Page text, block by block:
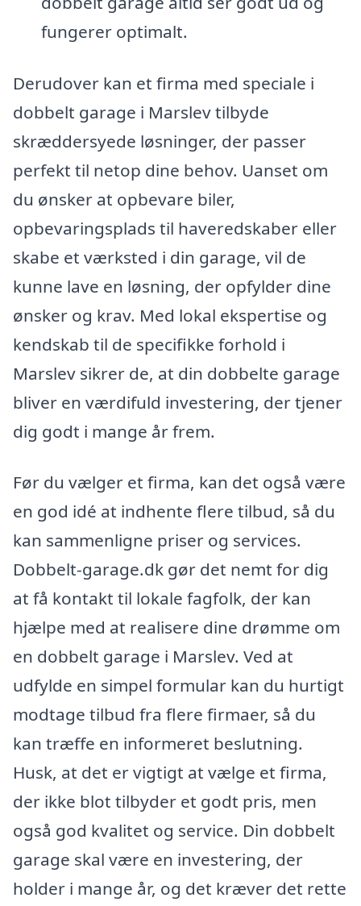
fungerer optimalt.
Derudover kan et firma med speciale i
dobbelt garage i Marslev tilbyde
skræddersyede løsninger, der passer
perfekt til netop dine behov. Uanset om
du ønsker at opbevare biler,
opbevaringsplads til haveredskaber eller
skabe et værksted i din garage, vil de
kunne lave en løsning, der opfylder dine
ønsker og krav. Med lokal ekspertise og
kendskab til de specifikke forhold i
Marslev sikrer de, at din dobbelte garage
bliver en værdifuld investering, der tjener
dig godt i mange år frem.
Før du vælger et firma, kan det også være
en god idé at indhente flere tilbud, så du
kan sammenligne priser og services.
Dobbelt-garage.dk gør det nemt for dig
at få kontakt til lokale fagfolk, der kan
hjælpe med at realisere dine drømme om
en dobbelt garage i Marslev. Ved at
udfylde en simpel formular kan du hurtigt
modtage tilbud fra flere firmaer, så du
kan træffe en informeret beslutning.
Husk, at det er vigtigt at vælge et firma,
der ikke blot tilbyder et godt pris, men
også god kvalitet og service. Din dobbelt
garage skal være en investering, der
holder i mange år, og det kræver det rette